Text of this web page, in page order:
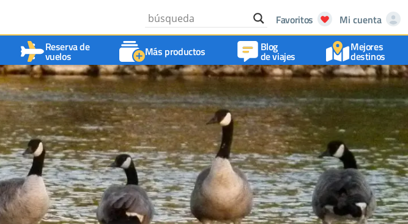
Favoritos
Mi cuenta
Reserva de
vuelos Más productos Blog
de viajes
Mejores
destinos